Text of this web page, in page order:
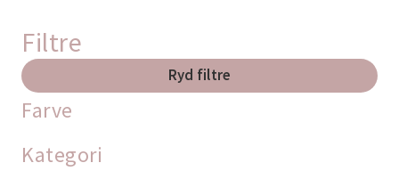
Filtre
Ryd filtre
Farve
Kategori